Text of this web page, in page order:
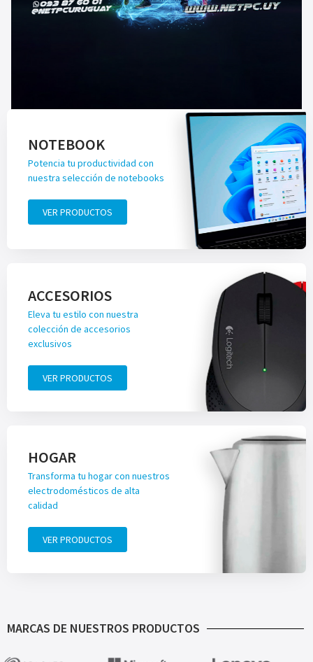
NOTEBOOK
Potencia tu productividad con
nuestra selección de notebooks
VER PRODUCTOS
ACCESORIOS
Eleva tu estilo con nuestra
colección de accesorios
exclusivos
VER PRODUCTOS
HOGAR
Transforma tu hogar con nuestros
electrodomésticos de alta
calidad
VER PRODUCTOS
MARCAS DE NUESTROS PRODUCTOS